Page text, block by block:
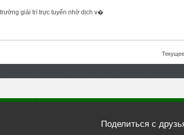
trường giải trí trực tuyến nhờ dịch v�
Поделиться с